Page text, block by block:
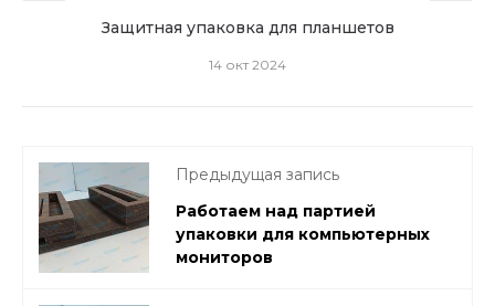
Защитная упаковка для планшетов
14 окт 2024
Предыдущая запись
Работаем над партией
упаковки для компьютерных
мониторов